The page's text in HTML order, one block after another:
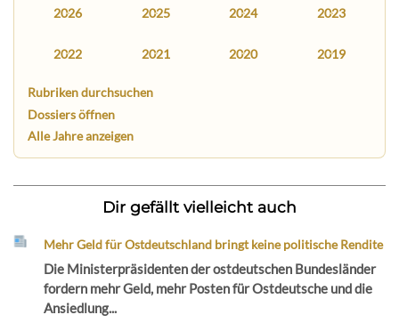
2026 2025 2024 2023
2022 2021 2020 2019
Rubriken durchsuchen
Dossiers öffnen
Alle Jahre anzeigen
Dir gefällt vielleicht auch
Mehr Geld für Ostdeutschland bringt keine politische Rendite
Die Ministerpräsidenten der ostdeutschen Bundesländer
fordern mehr Geld, mehr Posten für Ostdeutsche und die
Ansiedlung...